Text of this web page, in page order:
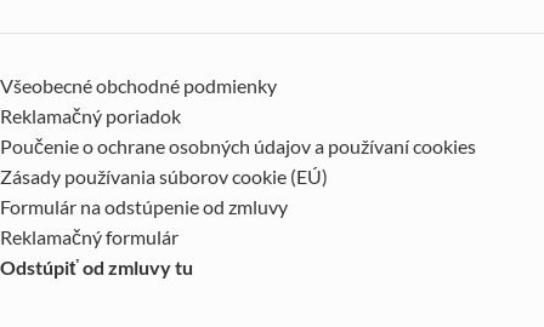
Všeobecné obchodné podmienky
Reklamačný poriadok
Poučenie o ochrane osobných údajov a používaní cookies
Zásady používania súborov cookie (EÚ)
Formulár na odstúpenie od zmluvy
Reklamačný formulár
Odstúpiť od zmluvy tu